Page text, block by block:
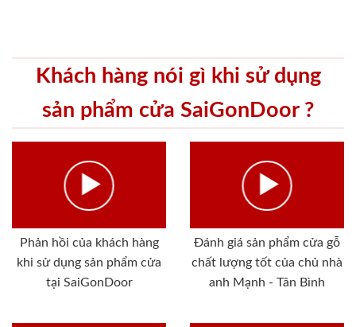
Khách hàng nói gì khi sử dụng
sản phẩm cửa SaiGonDoor ?
Phản hồi của khách hàng
khi sử dụng sản phẩm cửa
tại SaiGonDoor
Đánh giá sản phẩm cửa gỗ
chất lượng tốt của chủ nhà
anh Mạnh - Tân Bình